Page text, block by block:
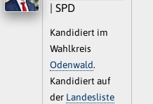
| SPD
Kandidiert im
Wahlkreis
Odenwald.
Kandidiert auf
der Landesliste